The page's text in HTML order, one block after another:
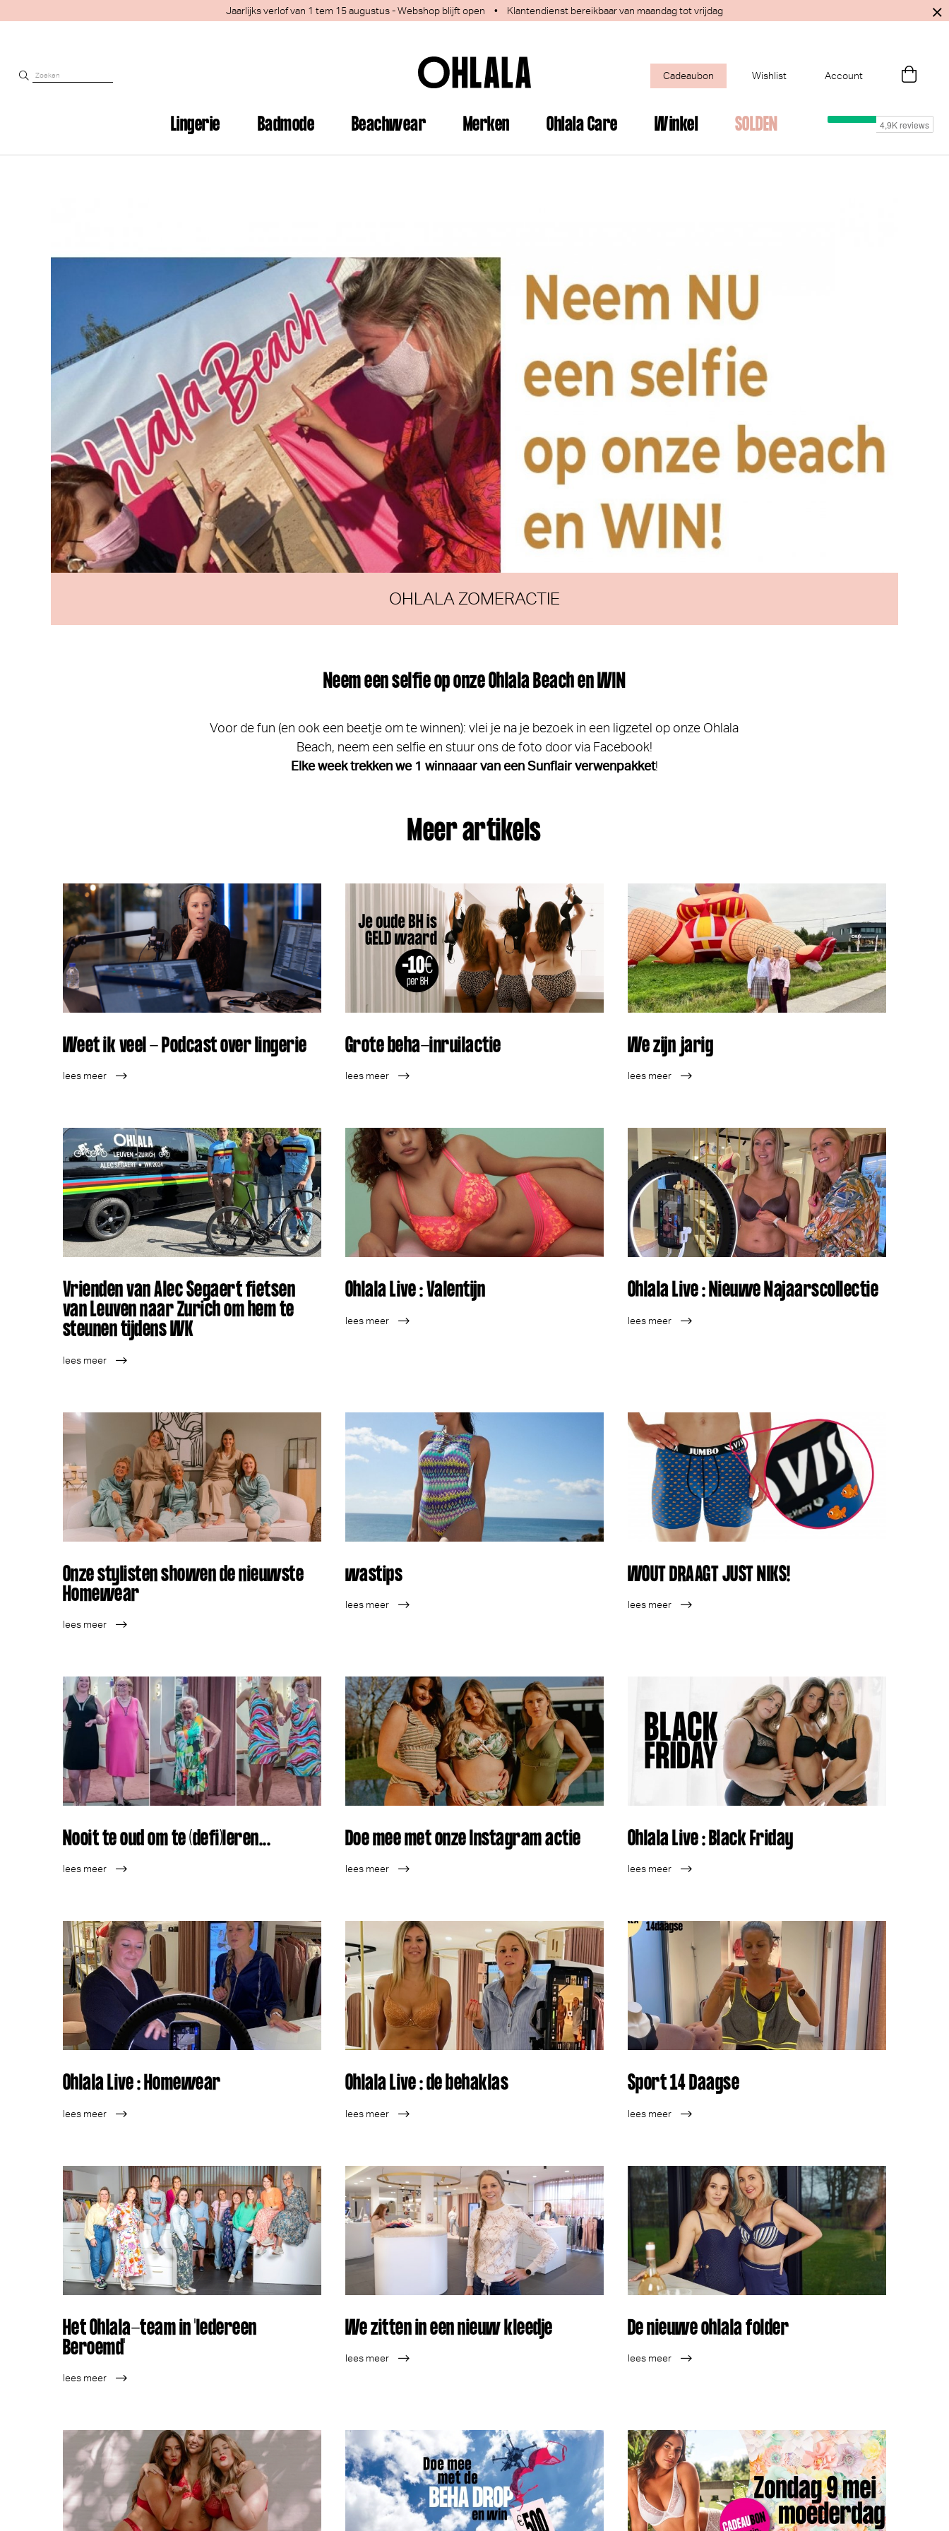
Jaarlijks verlof van 1 tem 15 augustus - Webshop blijft open • Klantendienst bereikbaar van maandag tot vrijdag
Cadeaubon Wishlist Account
Lingerie Badmode Beachwear Merken Ohlala Care Winkel SOLDEN
OHLALA ZOMERACTIE
Neem een selfie op onze Ohlala Beach en WIN
Voor de fun (en ook een beetje om te winnen): vlei je na je bezoek in een ligzetel op onze Ohlala
Beach, neem een selfie en stuur ons de foto door via Facebook!
Elke week trekken we 1 winnaaar van een Sunflair verwenpakket!
Meer artikels
Weet ik veel - Podcast over lingerie
lees meer
Grote beha-inruilactie
lees meer
We zijn jarig
lees meer
Vrien­den van Alec Segaert fiet­sen
van Leu­ven naar Zurich om hem te
steu­nen tij­dens WK
lees meer
Ohlala Live : Valentijn
lees meer
Ohlala Live : Nieuwe Najaarscollectie
lees meer
Onze stylisten showen de nieuwste
Homewear
lees meer
wastips
lees meer
WOUT DRAAGT JUST NIKS!
lees meer
Nooit te oud om te (defi)leren...
lees meer
Doe mee met onze Instagram actie
lees meer
Ohlala Live : Black Friday
lees meer
Ohlala Live : Homewear
lees meer
Ohlala Live : de behaklas
lees meer
Sport 14 Daagse
lees meer
Het Ohlala-team in 'Iedereen
Beroemd'
lees meer
We zitten in een nieuw kleedje
lees meer
De nieuwe ohlala folder
lees meer